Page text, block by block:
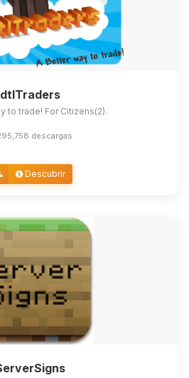
dtlTraders
to trade! For Citizens(2).
descargas
Descubrir